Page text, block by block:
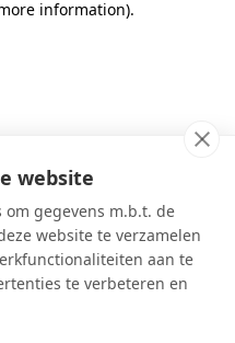
website
om gegevens m.b.t. de
website te verzamelen
aan te
te verbeteren en
information).